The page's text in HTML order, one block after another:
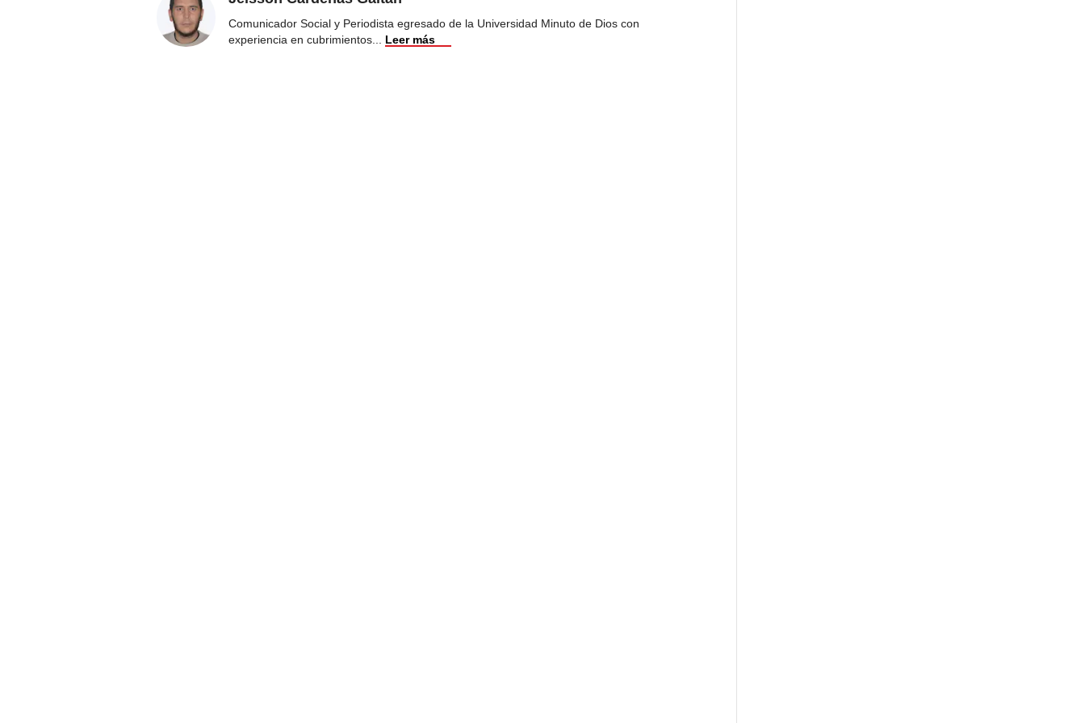
Comunicador Social y Periodista egresado de la Universidad Minuto de Dios con
experiencia en cubrimientos
Leer más